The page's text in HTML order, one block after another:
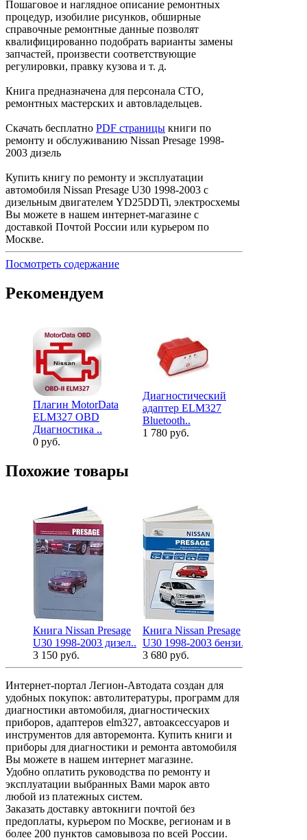
Пошаговое и наглядное описание ремонтных
процедур, изобилие рисунков, обширные
справочные ремонтные данные позволят
квалифицированно подобрать варианты замены
запчастей, произвести соответствующие
регулировки, правку кузова и т. д.
Книга предназначена для персонала СТО,
ремонтных мастерских и автовладельцев.
Скачать бесплатно PDF страницы книги по
ремонту и обслуживанию Nissan Presage 1998-
2003 дизель
Купить книгу по ремонту и эксплуатации
автомобиля Nissan Presage U30 1998-2003 с
дизельным двигателем YD25DDTi, электросхемы
Вы можете в нашем интернет-магазине с
доставкой Почтой России или курьером по
Москве.
Посмотреть содержание
Рекомендуем
Плагин MotorData
ELM327 OBD
Диагностика ..
0 руб.
Диагностический
адаптер ELM327
Bluetooth..
1 780 руб.
Похожие товары
Книга Nissan Presage
U30 1998-2003 дизел..
3 150 руб.
Книга Nissan Presage
U30 1998-2003 бензи..
3 680 руб.
Интернет-портал Легион-Автодата создан для
удобных покупок: автолитературы, программ для
диагностики автомобиля, диагностических
приборов, адаптеров elm327, автоаксессуаров и
инструментов для авторемонта. Купить книги и
приборы для диагностики и ремонта автомобиля
Вы можете в нашем интернет магазине.
Удобно оплатить руководства по ремонту и
эксплуатации выбранных Вами марок авто
любой из платежных систем.
Заказать доставку автокниги почтой без
предоплаты, курьером по Москве, регионам и в
более 200 пунктов самовывоза по всей России.